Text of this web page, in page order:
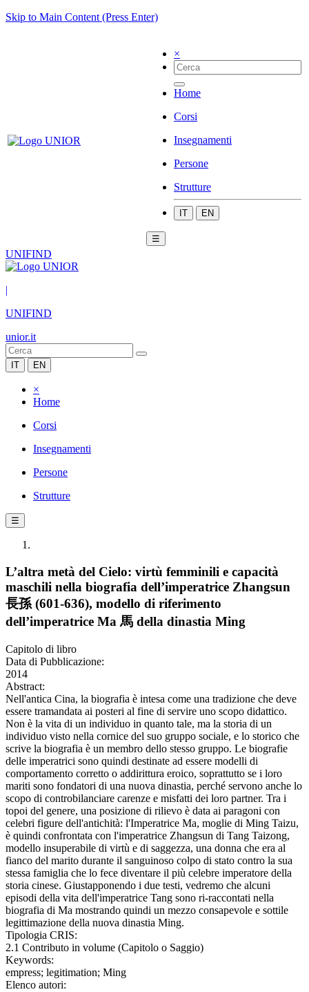
Skip to Main Content (Press Enter)
×
Home
Corsi
Insegnamenti
Persone
Strutture
IT EN
☰
UNIFIND
|
UNIFIND
unior.it
IT EN
×
Home
Corsi
Insegnamenti
Persone
Strutture
☰
L’altra metà del Cielo: virtù femminili e capacità
maschili nella biografia dell’imperatrice Zhangsun
長孫 (601-636), modello di riferimento
dell’imperatrice Ma 馬 della dinastia Ming
Capitolo di libro
Data di Pubblicazione:
2014
Abstract:
Nell'antica Cina, la biografia è intesa come una tradizione che deve
essere tramandata ai posteri al fine di servire uno scopo didattico.
Non è la vita di un individuo in quanto tale, ma la storia di un
individuo visto nella cornice del suo gruppo sociale, e lo storico che
scrive la biografia è un membro dello stesso gruppo. Le biografie
delle imperatrici sono quindi destinate ad essere modelli di
comportamento corretto o addirittura eroico, soprattutto se i loro
mariti sono fondatori di una nuova dinastia, perché servono anche lo
scopo di controbilanciare carenze e misfatti dei loro partner. Tra i
topoi del genere, una posizione di rilievo è data ai paragoni con
celebri figure dell'antichità: l'Imperatrice Ma, moglie di Ming Taizu,
è quindi confrontata con l'imperatrice Zhangsun di Tang Taizong,
modello insuperabile di virtù e di saggezza, una donna che era al
fianco del marito durante il sanguinoso colpo di stato contro la sua
stessa famiglia che lo fece diventare il più celebre imperatore della
storia cinese. Giustapponendo i due testi, vedremo che alcuni
episodi della vita dell'imperatrice Tang sono ri-raccontati nella
biografia di Ma mostrando quindi un mezzo consapevole e sottile
legittimazione della nuova dinastia Ming.
Tipologia CRIS:
2.1 Contributo in volume (Capitolo o Saggio)
Keywords:
empress; legitimation; Ming
Elenco autori: